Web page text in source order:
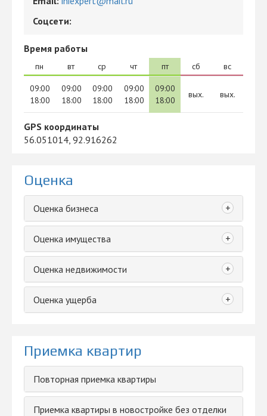
Соцсети:
Время работы
пн
09:00
18:00
вт
09:00
18:00
ср
09:00
18:00
чт
09:00
18:00
пт
09:00
18:00
сб
вых.
вс
вых.
GPS координаты
56.051014, 92.916262
Оценка
Оценка бизнеса +
Оценка имущества +
Оценка недвижимости +
Оценка ущерба +
Приемка квартир
Повторная приемка квартиры
Приемка квартиры в новостройке без отделки